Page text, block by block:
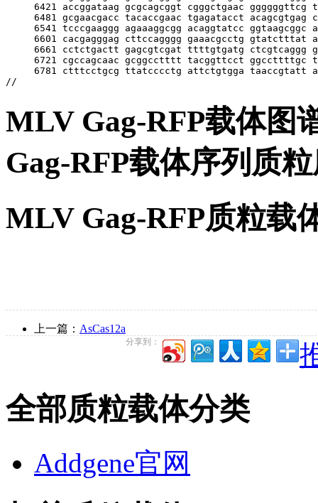
MLV Gag-RFP载体图
Gag-RFP载体序列质
MLV Gag-RFP质粒载
上一篇： AsCas12a
分享到：
全部质粒载体分类
Addgene官网